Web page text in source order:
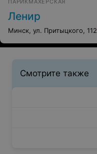
ПАРИКМАХЕРСКАЯ
Ленир
Минск, ул. Притыцкого, 112
Смотрите также